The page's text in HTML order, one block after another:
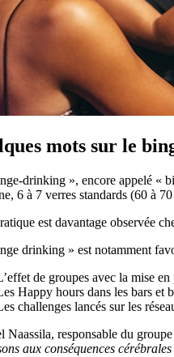
mots sur le
drinking », encore appelé «
6 à 7 verres standards (60 à
est davantage observée
drinking » est notamment
de groupes avec la mise
Happy hours dans les bars et
challenges lancés sur les
Naassila, responsable du
aux conséquences